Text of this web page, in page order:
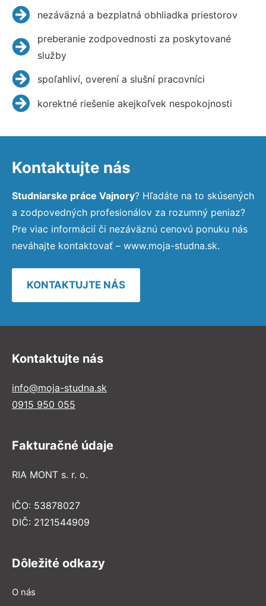
nezáväzná a bezplatná obhliadka priestorov
preberanie zodpovednosti za poskytované
služby
spoľahliví, overení a slušní pracovníci
korektné riešenie akejkoľvek nespokojnosti
Kontaktujte nás
Studniarske práce Vajnory? Hľadáte na to skúsených
a zodpovedných profesionálov za rozumný peniaz?
Pre viac informácií či nezáväznú cenovú ponuku nás
neváhajte kontaktovať – www.moja-studna.sk.
KONTAKTUJTE NÁS
Kontaktujte nás
info@moja-studna.sk
0915 950 055
Fakturačné údaje
RIA MONT s. r. o.
IČO: 53878027
DIČ: 2121544909
Dôležité odkazy
O nás